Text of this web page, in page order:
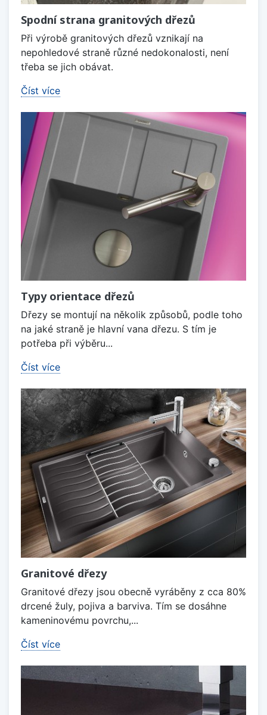
Spodní strana granitových dřezů
Při výrobě granitových dřezů vznikají na
nepohledové straně různé nedokonalosti, není
třeba se jich obávat.
Číst více
Typy orientace dřezů
Dřezy se montují na několik způsobů, podle toho
na jaké straně je hlavní vana dřezu. S tím je
potřeba při výběru...
Číst více
Granitové dřezy
Granitové dřezy jsou obecně vyráběny z cca 80%
drcené žuly, pojiva a barviva. Tím se dosáhne
kameninovému povrchu,...
Číst více